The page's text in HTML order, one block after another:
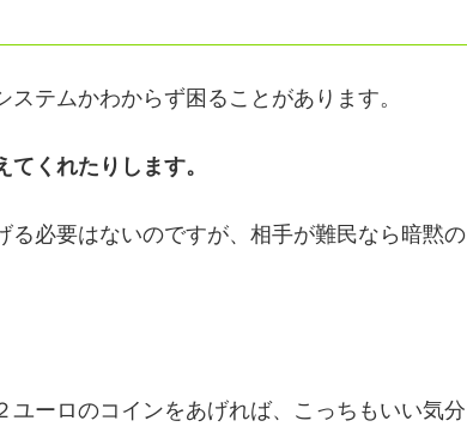
テムかわからず困ることがあります。
くれたりします。
る必要はないのですが、相手が難民なら暗黙の
ーロのコインをあげれば、こっちもいい気分